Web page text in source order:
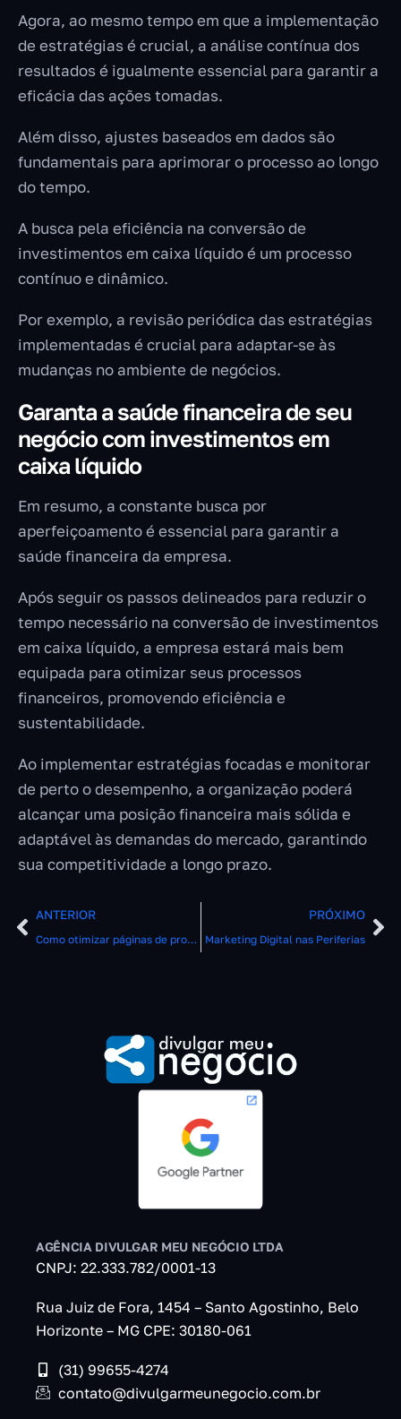
Agora, ao mesmo tempo em que a implementação
de estratégias é crucial, a análise contínua dos
resultados é igualmente essencial para garantir a
eficácia das ações tomadas.
Além disso, ajustes baseados em dados são
fundamentais para aprimorar o processo ao longo
do tempo.
A busca pela eficiência na conversão de
investimentos em caixa líquido é um processo
contínuo e dinâmico.
Por exemplo, a revisão periódica das estratégias
implementadas é crucial para adaptar-se às
mudanças no ambiente de negócios.
Garanta a saúde financeira de seu
negócio com investimentos em
caixa líquido
Em resumo, a constante busca por
aperfeiçoamento é essencial para garantir a
saúde financeira da empresa.
Após seguir os passos delineados para reduzir o
tempo necessário na conversão de investimentos
em caixa líquido, a empresa estará mais bem
equipada para otimizar seus processos
financeiros, promovendo eficiência e
sustentabilidade.
Ao implementar estratégias focadas e monitorar
de perto o desempenho, a organização poderá
alcançar uma posição financeira mais sólida e
adaptável às demandas do mercado, garantindo
sua competitividade a longo prazo.
ANTERIOR
Como otimizar páginas de produto para melhor conversão?
PRÓXIMO
Marketing Digital nas Periferias
AGÊNCIA DIVULGAR MEU NEGÓCIO LTDA
CNPJ: 22.333.782/0001-13
Rua Juiz de Fora, 1454 – Santo Agostinho, Belo
Horizonte – MG CPE: 30180-061
(31) 99655-4274
contato@divulgarmeunegocio.com.br